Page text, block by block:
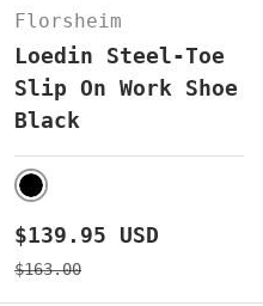
Florsheim
Loedin Steel-Toe
Slip On Work Shoe
Black
BLACK
Precio de venta
$139.95 USD
Precio normal
$163.00